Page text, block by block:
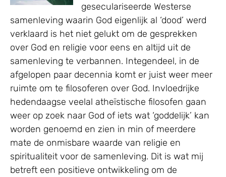
geseculariseerde Westerse
samenleving waarin God eigenlijk al ‘dood’ werd
verklaard is het niet gelukt om de gesprekken
over God en religie voor eens en altijd uit de
samenleving te verbannen. Integendeel, in de
afgelopen paar decennia komt er juist weer meer
ruimte om te filosoferen over God. Invloedrijke
hedendaagse veelal atheïstische filosofen gaan
weer op zoek naar God of iets wat ‘goddelijk’ kan
worden genoemd en zien in min of meerdere
mate de onmisbare waarde van religie en
spiritualiteit voor de samenleving. Dit is wat mij
betreft een positieve ontwikkeling om de